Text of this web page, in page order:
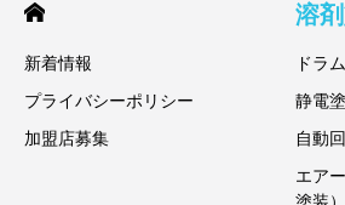
新着情報
プライバシーポリシー
加盟店募集
溶
ドラ
静電
自動
エア